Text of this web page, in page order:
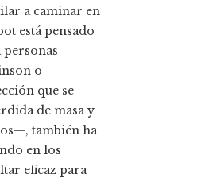
a caminar en
está pensado
o
que se
de masa y
también ha
en los
eficaz para